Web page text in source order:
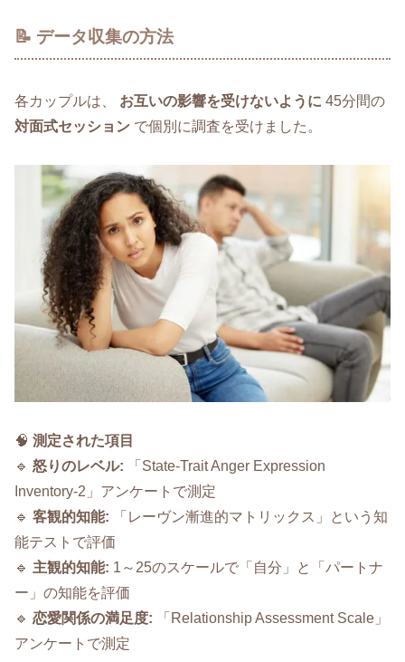
📝 データ収集の方法
各カップルは、 お互いの影響を受けないように 45分間の
対面式セッション で個別に調査を受けました。
🧠 測定された項目
🔹 怒りのレベル: 「State-Trait Anger Expression
Inventory-2」アンケートで測定
🔹 客観的知能: 「レーヴン漸進的マトリックス」という知
能テストで評価
🔹 主観的知能: 1～25のスケールで「自分」と「パートナ
ー」の知能を評価
🔹 恋愛関係の満足度: 「Relationship Assessment Scale」
アンケートで測定